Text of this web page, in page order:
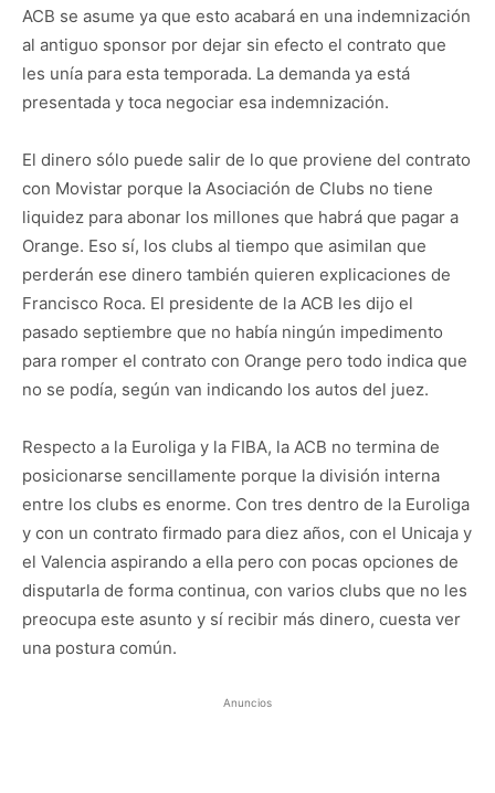
ACB se asume ya que esto acabará en una indemnización
al antiguo sponsor por dejar sin efecto el contrato que
les unía para esta temporada. La demanda ya está
presentada y toca negociar esa indemnización.
El dinero sólo puede salir de lo que proviene del contrato
con Movistar porque la Asociación de Clubs no tiene
liquidez para abonar los millones que habrá que pagar a
Orange. Eso sí, los clubs al tiempo que asimilan que
perderán ese dinero también quieren explicaciones de
Francisco Roca. El presidente de la ACB les dijo el
pasado septiembre que no había ningún impedimento
para romper el contrato con Orange pero todo indica que
no se podía, según van indicando los autos del juez.
Respecto a la Euroliga y la FIBA, la ACB no termina de
posicionarse sencillamente porque la división interna
entre los clubs es enorme. Con tres dentro de la Euroliga
y con un contrato firmado para diez años, con el Unicaja y
el Valencia aspirando a ella pero con pocas opciones de
disputarla de forma continua, con varios clubs que no les
preocupa este asunto y sí recibir más dinero, cuesta ver
una postura común.
Anuncios